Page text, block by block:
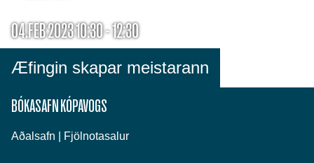
04.FEB 2023 10:30 - 12:30
Æfingin skapar meistarann
BÓKASAFN KÓPAVOGS
Aðalsafn | Fjölnotasalur